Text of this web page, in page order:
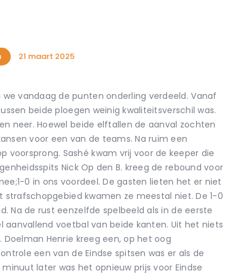
21 maart 2025
vandaag de punten onderling verdeeld. Vanaf
beide ploegen weinig kwaliteitsverschil was.
neer. Hoewel beide elftallen de aanval zochten
voor een van de teams. Na ruim een
voorsprong. Sashé kwam vrij voor de keeper die
Nick Op den B. kreeg de rebound voor
0 in ons voordeel. De gasten lieten het er niet
kwamen ze meestal niet. De 1-0
Na de rust eenzelfde spelbeeld als in de eerste
aanvallend voetbal van beide kanten. Uit het niets
Henrie kreeg een, op het oog
een van de Eindse spitsen was er als de
later was het opnieuw prijs voor Eindse